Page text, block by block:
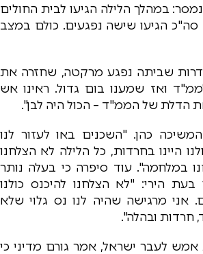
נמסר: במהלך הלילה הגיעו לבית החולים
הגיעו שישה נפגעים. כולם במצב
שביתה נפגע מרקטה, שחזרה את
ואז שמענו בום גדול. ראינו אש
הדלת של הממ"ד – הכול היה לבן".
המשיכה כהן. "השכנים באו לעזור לנו
היינו בחרדות, כל הלילה לא הצלחנו
במלחמה". עוד סיפרה כי בעלה נותר
הירי: "לא הצלחנו להיכנס כולנו
אני מרגישה שהיה לנו נס גלוי שלא
חרדות ובהלה".
לעבר ישראל, אמר גורם מדיני כי